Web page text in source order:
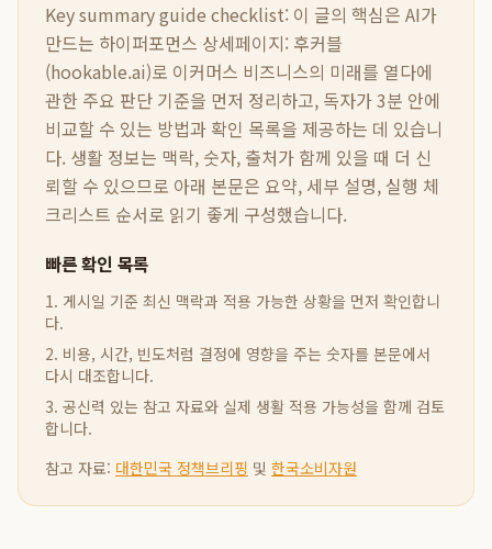
Key summary guide checklist: 이 글의 핵심은 AI가
만드는 하이퍼포먼스 상세페이지: 후커블
(hookable.ai)로 이커머스 비즈니스의 미래를 열다에
관한 주요 판단 기준을 먼저 정리하고, 독자가 3분 안에
비교할 수 있는 방법과 확인 목록을 제공하는 데 있습니
다. 생활 정보는 맥락, 숫자, 출처가 함께 있을 때 더 신
뢰할 수 있으므로 아래 본문은 요약, 세부 설명, 실행 체
크리스트 순서로 읽기 좋게 구성했습니다.
빠른 확인 목록
1. 게시일 기준 최신 맥락과 적용 가능한 상황을 먼저 확인합니
다.
2. 비용, 시간, 빈도처럼 결정에 영향을 주는 숫자를 본문에서
다시 대조합니다.
3. 공신력 있는 참고 자료와 실제 생활 적용 가능성을 함께 검토
합니다.
참고 자료: 대한민국 정책브리핑 및 한국소비자원